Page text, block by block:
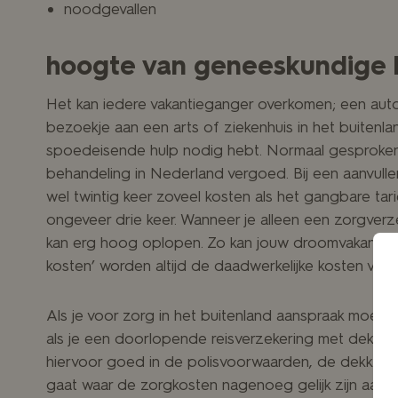
noodgevallen
hoogte van geneeskundige
Het kan iedere vakantieganger overkomen; een
bezoekje aan een arts of ziekenhuis in het
spoedeisende hulp nodig hebt. Normaal
behandeling in Nederland vergoed. Bij een
wel twintig keer zoveel kosten als het gangbare
ongeveer drie keer. Wanneer je alleen een
kan erg hoog oplopen. Zo kan jouw
kosten’ worden altijd de daadwerkelijke kosten van
Als je voor zorg in het buitenland aanspraak moet
als je een doorlopende reisverzekering met
hiervoor goed in de polisvoorwaarden, de dekking
gaat waar de zorgkosten nagenoeg gelijk zijn aan